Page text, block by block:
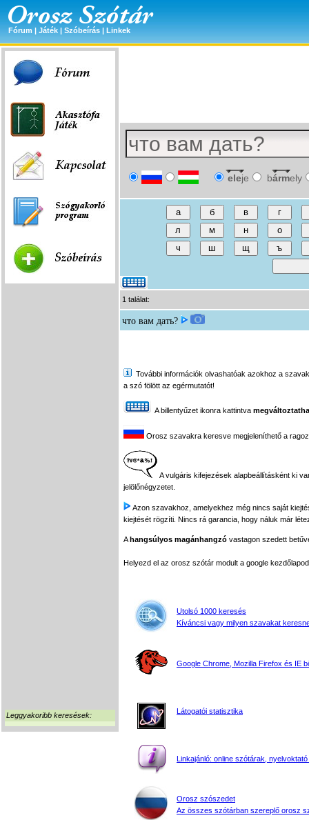
Fórum | Játék | Szóbeírás | Linkek
Leggyakoribb keresések:
eleje bármely
1 találat:
что вам дать?
További információk olvashatóak azokhoz a
a szó fölött az egérmutatót!
A billentyűzet ikonra kattintva
Orosz szavakra keresve megjeleníthető a
A vulgáris kifejezések alapbeállításként ki
jelölőnégyzetet.
Azon szavakhoz, amelyekhez még nincs saját
kiejtését rögzíti. Nincs rá garancia, hogy náluk már
Ahangsúlyos magánhangzó vastagon szedett
Helyezd el az orosz szótár modult a google
Utolsó 1000 keresés
Kíváncsi vagy milyen szavakat
Google Chrome, Mozilla Firefox és IE
Látogatói statisztika
Linkajánló: online szótárak, nyelvoktató
Orosz szószedet
Az összes szótárban szereplő orosz